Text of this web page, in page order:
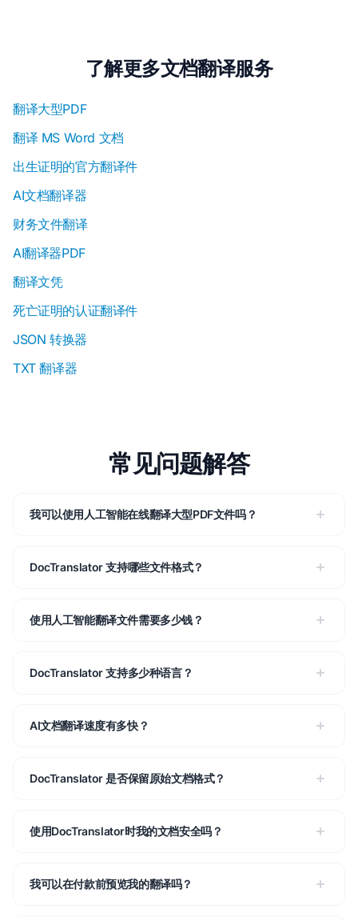
了解更多文档翻译服务
翻译大型PDF
翻译 MS Word 文档
出生证明的官方翻译件
AI文档翻译器
财务文件翻译
AI翻译器PDF
翻译文凭
死亡证明的认证翻译件
JSON 转换器
TXT 翻译器
常见问题解答
我可以使用人工智能在线翻译大型PDF文件吗？
DocTranslator 支持哪些文件格式？
使用人工智能翻译文件需要多少钱？
DocTranslator 支持多少种语言？
AI文档翻译速度有多快？
DocTranslator 是否保留原始文档格式？
使用DocTranslator时我的文档安全吗？
我可以在付款前预览我的翻译吗？